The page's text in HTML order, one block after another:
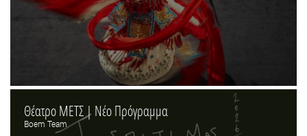
Θέατρο ΜΕΤΣ | Νέο Πρόγραμμα
Boem Team